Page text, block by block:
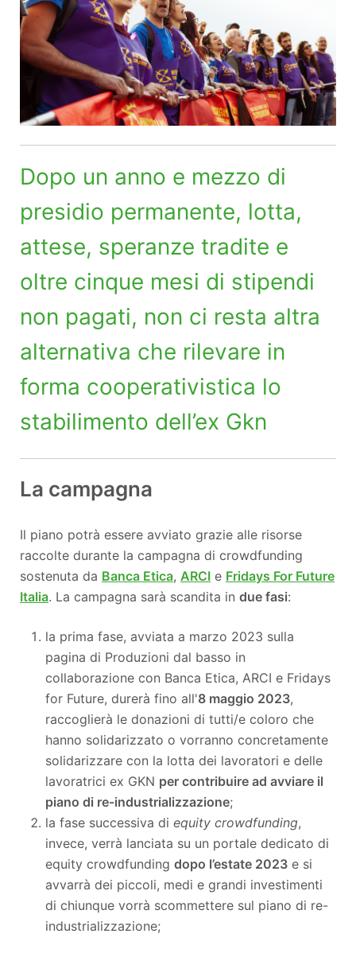
Dopo un anno e mezzo di
presidio permanente, lotta,
attese, speranze tradite e
oltre cinque mesi di stipendi
non pagati, non ci resta altra
alternativa che rilevare in
forma cooperativistica lo
stabilimento dell’ex Gkn
La campagna
Il piano potrà essere avviato grazie alle risorse
raccolte durante la campagna di crowdfunding
sostenuta da Banca Etica, ARCI e Fridays For Future
Italia. La campagna sarà scandita in due fasi:
la prima fase, avviata a marzo 2023 sulla
pagina di Produzioni dal basso in
collaborazione con Banca Etica, ARCI e Fridays
for Future, durerà fino all'8 maggio 2023,
raccoglierà le donazioni di tutti/e coloro che
hanno solidarizzato o vorranno concretamente
solidarizzare con la lotta dei lavoratori e delle
lavoratrici ex GKN per contribuire ad avviare il
piano di re-industrializzazione;
la fase successiva di equity crowdfunding,
invece, verrà lanciata su un portale dedicato di
equity crowdfunding dopo l’estate 2023 e si
avvarrà dei piccoli, medi e grandi investimenti
di chiunque vorrà scommettere sul piano di re-
industrializzazione;